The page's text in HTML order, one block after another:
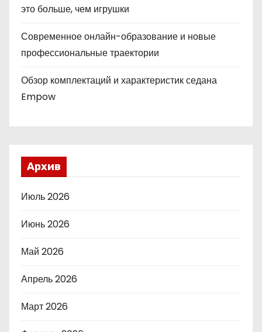
это больше, чем игрушки
Современное онлайн-образование и новые
профессиональные траектории
Обзор комплектаций и характеристик седана
Empow
Архив
Июль 2026
Июнь 2026
Май 2026
Апрель 2026
Март 2026